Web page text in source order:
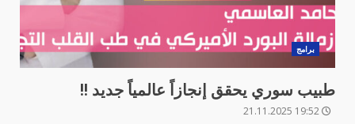
برامج
طبيب سوري يحقق إنجازاً عالمياً جديد !!